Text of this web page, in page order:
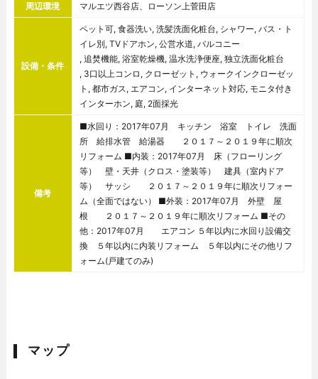
周辺環境 マルエツ西谷店、ローソン上菅田店
設備・条件
ペット可, 食器洗い, 洗髪洗面化粧台, シャワー, バス・ト
イレ別, TVドアホン, 公営水道, バルコニー
, 追焚機能, 浴室乾燥機, 温水洗浄便座, 独立洗面化粧台
, 3口以上コンロ, クローゼット, ウォークインクローゼッ
ト, 都市ガス, エアコン, インターネット対応, モニタ付き
インターホン, 庭, 2面採光
備考
■水回り：2017年07月 キッチン 浴室 トイレ 洗面
所 給排水管 給湯器 ２０１７～２０１９年に順次
リフォーム ■内装：2017年07月 床（フローリング
等） 壁・天井（クロス・塗装等） 建具（室内ドア
等） サッシ ２０１７～２０１９年に順次リフォー
ム（全面ではない） ■外装：2017年07月 外壁 屋
根 ２０１７～２０１９年に順次リフォーム ■その
他：2017年07月 エアコン ５年以内に水回り設備交
換 ５年以内に内装リフォーム ５年以内にその他リフ
ォーム(戸建てのみ)
マップ